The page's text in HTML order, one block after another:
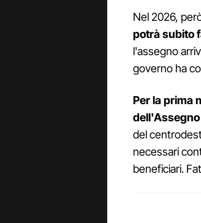
Nel 2026,
potrà subito
l'assegno
governo ha
Per la prima
del
necessari
beneficiari.